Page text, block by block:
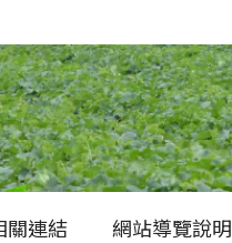
關連結 網站導覽說明